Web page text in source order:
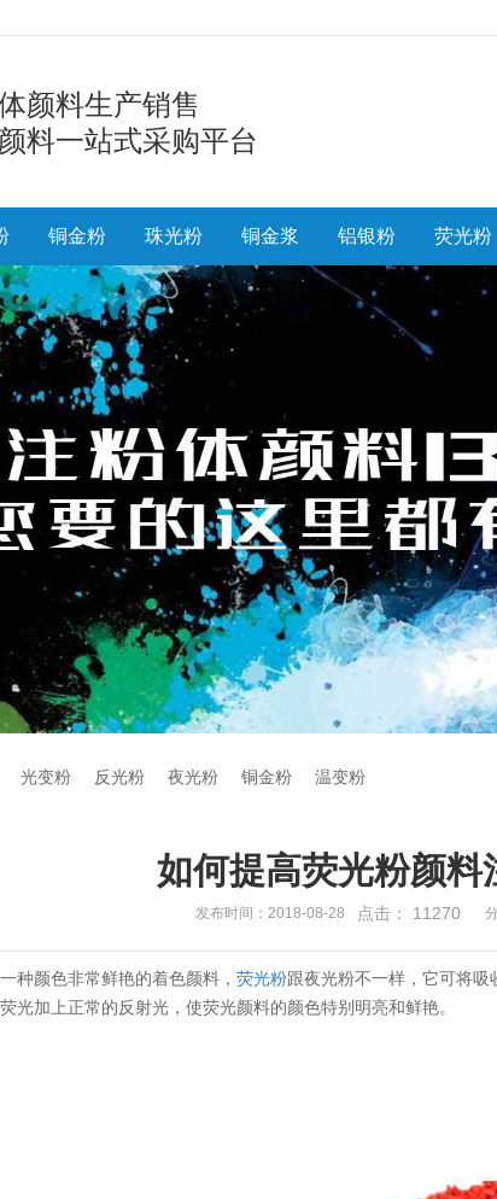
颜料生产销售
料一站式采购平台
铜金粉 珠光粉 铜金浆 铝银粉 荧光粉
光变粉 反光粉 夜光粉 铜金粉 温变粉
如何提高荧光粉颜料
发布时间：2018-08-28 点击： 11270
种颜色非常鲜艳的着色颜料，荧光粉跟夜光粉不一样，它可将
光加上正常的反射光，使荧光颜料的颜色特别明亮和鲜艳。